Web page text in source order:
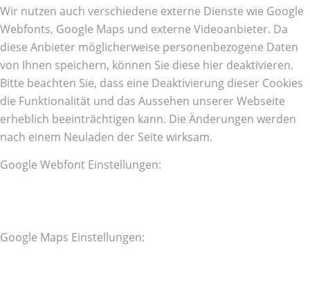
Wir nutzen auch verschiedene externe Dienste wie Google
Webfonts, Google Maps und externe Videoanbieter. Da
diese Anbieter möglicherweise personenbezogene Daten
von Ihnen speichern, können Sie diese hier deaktivieren.
Bitte beachten Sie, dass eine Deaktivierung dieser Cookies
die Funktionalität und das Aussehen unserer Webseite
erheblich beeinträchtigen kann. Die Änderungen werden
nach einem Neuladen der Seite wirksam.
Google Webfont Einstellungen:
Google Maps Einstellungen: